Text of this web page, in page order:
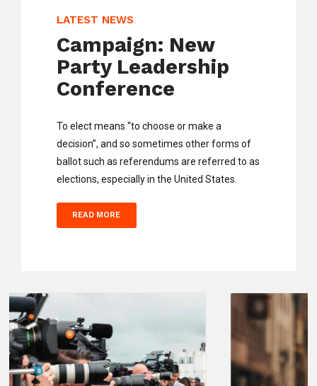
LATEST NEWS
Campaign: New
Party Leadership
Conference
To elect means “to choose or make a
decision”, and so sometimes other forms of
ballot such as referendums are referred to as
elections, especially in the United States.
READ MORE